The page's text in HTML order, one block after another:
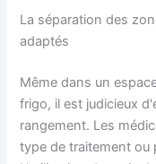
La séparation des
adaptés
Même dans un
frigo, il est judicieux
rangement. Les
type de traitement ou